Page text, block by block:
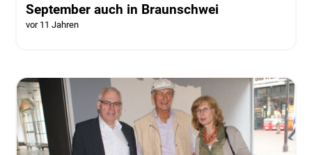
September auch in Braunschwei
vor 11 Jahren